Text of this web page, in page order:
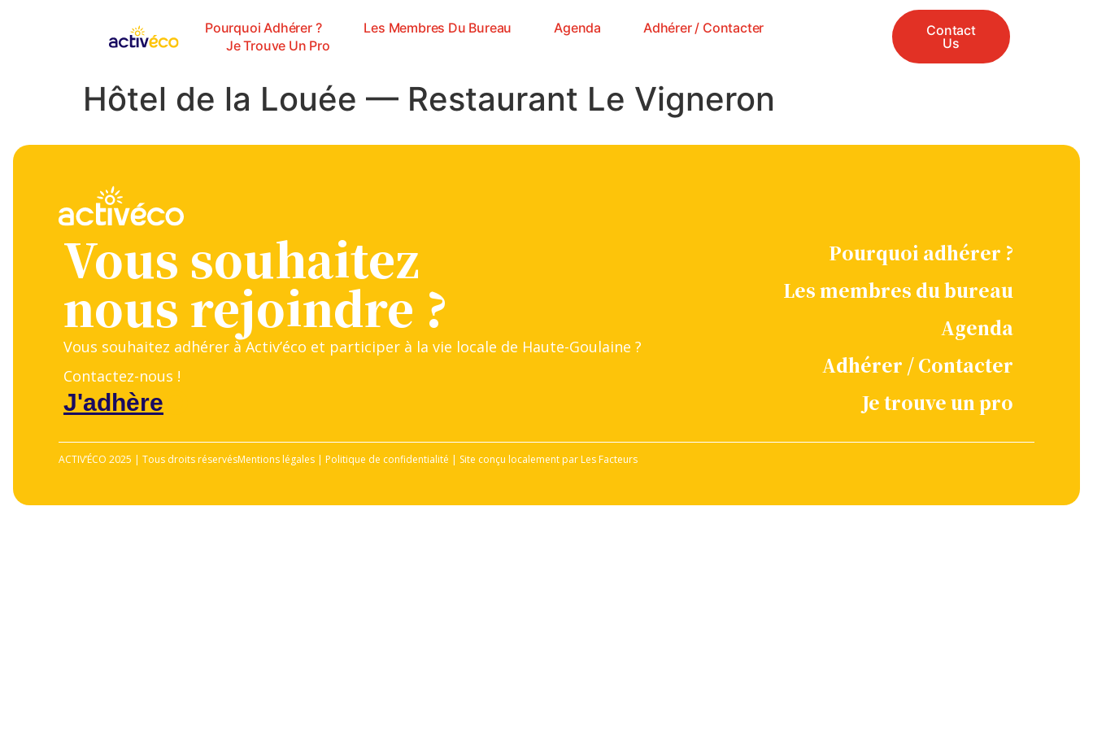
Pourquoi Adhérer ? Les Membres Du Bureau Agenda
Adhérer / Contacter
Je Trouve Un Pro
Contact
Us
Hôtel de la Louée — Restaurant Le Vigneron
Vous souhaitez
nous rejoindre ?
Vous souhaitez adhérer à Activ’éco et participer à la vie locale de Haute-Goulaine ?
Contactez-nous !
J'adhère
Pourquoi adhérer ?
Les membres du bureau
Agenda
Adhérer / Contacter
Je trouve un pro
ACTIV’ÉCO 2025 | Tous droits réservésMentions légales | Politique de confidentialité | Site conçu localement par Les Facteurs